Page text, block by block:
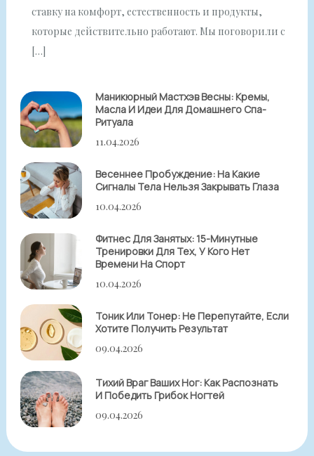
ставку на комфорт, естественность и продукты,
которые действительно работают. Мы поговорили с
[…]
Маникюрный Мастхэв Весны: Кремы,
Масла И Идеи Для Домашнего Спа-
Ритуала
11.04.2026
Весеннее Пробуждение: На Какие
Сигналы Тела Нельзя Закрывать Глаза
10.04.2026
Фитнес Для Занятых: 15-Минутные
Тренировки Для Тех, У Кого Нет
Времени На Спорт
10.04.2026
Тоник Или Тонер: Не Перепутайте, Если
Хотите Получить Результат
09.04.2026
Тихий Враг Ваших Ног: Как Распознать
И Победить Грибок Ногтей
09.04.2026